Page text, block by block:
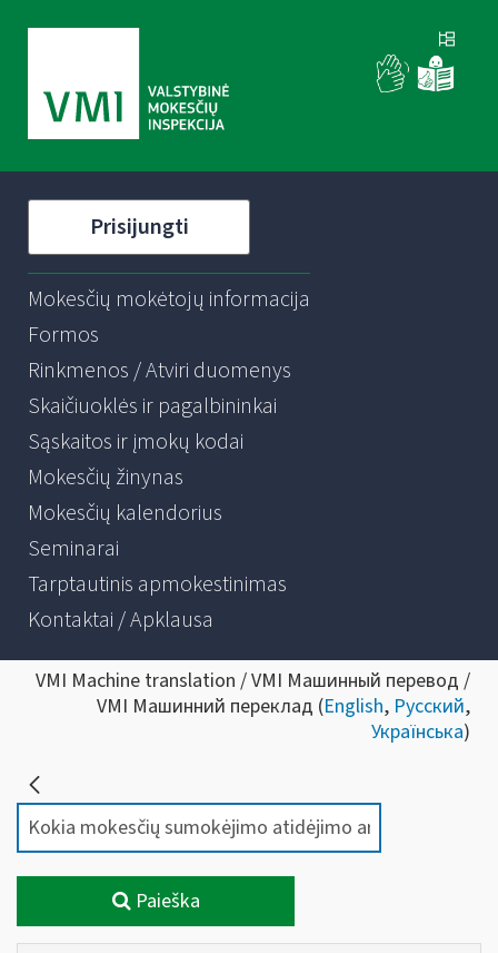
Prisijungti
Mokesčių mokėtojų informacija
Formos
Rinkmenos / Atviri duomenys
Skaičiuoklės ir pagalbininkai
Sąskaitos ir įmokų kodai
Mokesčių žinynas
Mokesčių kalendorius
Seminarai
Tarptautinis apmokestinimas
Kontaktai / Apklausa
VMI Machine translation / VMI Машинный перевод /
VMI Машинний переклад (English, Русский,
Українська)
Paieška